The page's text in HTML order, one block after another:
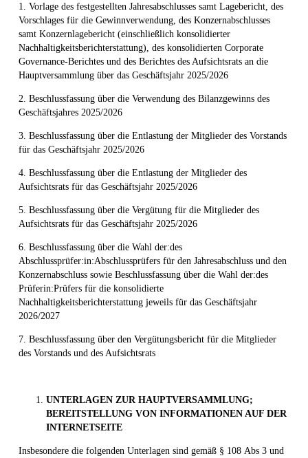
1. Vorlage des festgestellten Jahresabschlusses samt Lagebericht, des
Vorschlages für die Gewinnverwendung, des Konzernabschlusses
samt Konzernlagebericht (einschließlich konsolidierter
Nachhaltigkeitsberichterstattung), des konsolidierten Corporate
Governance-Berichtes und des Berichtes des Aufsichtsrats an die
Hauptversammlung über das Geschäftsjahr 2025/2026
2. Beschlussfassung über die Verwendung des Bilanzgewinns des
Geschäftsjahres 2025/2026
3. Beschlussfassung über die Entlastung der Mitglieder des Vorstands
für das Geschäftsjahr 2025/2026
4. Beschlussfassung über die Entlastung der Mitglieder des
Aufsichtsrats für das Geschäftsjahr 2025/2026
5. Beschlussfassung über die Vergütung für die Mitglieder des
Aufsichtsrats für das Geschäftsjahr 2025/2026
6. Beschlussfassung über die Wahl der:des
Abschlussprüfer:in:Abschlussprüfers für den Jahresabschluss und den
Konzernabschluss sowie Beschlussfassung über die Wahl der:des
Prüferin:Prüfers für die konsolidierte
Nachhaltigkeitsberichterstattung jeweils für das Geschäftsjahr
2026/2027
7. Beschlussfassung über den Vergütungsbericht für die Mitglieder
des Vorstands und des Aufsichtsrats
UNTERLAGEN ZUR HAUPTVERSAMMLUNG;
BEREITSTELLUNG VON INFORMATIONEN AUF DER
INTERNETSEITE
Insbesondere die folgenden Unterlagen sind gemäß § 108 Abs 3 und